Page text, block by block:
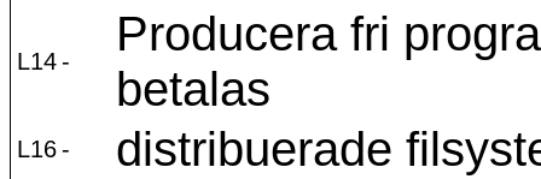
L14-
Producera fri
betalas
L16- distribuerade